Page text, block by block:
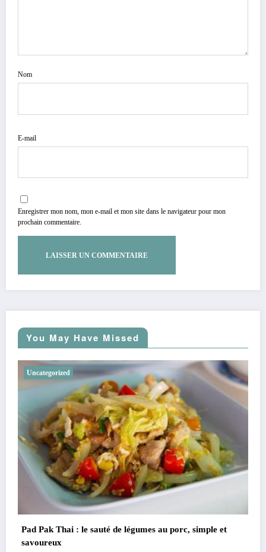
Nom
E-mail
Enregistrer mon nom, mon e-mail et mon site dans le navigateur pour mon
prochain commentaire.
You May Have Missed
et
Uncategorized
Boat Noodles Bowl Thai : la soupe thaïlandaise
janvier 15, 2026 Lakkhana